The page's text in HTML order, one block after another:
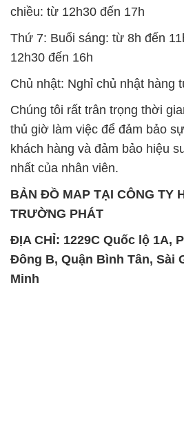
chiều: từ 12h30 đến 17h
Thứ 7: Buổi sáng: từ 8h đến
12h30 đến 16h
Chủ nhật: Nghỉ chủ nhật hàng
Chúng tôi rất trân trọng thời
thủ giờ làm việc để đảm bảo
khách hàng và đảm bảo hiệu
nhất của nhân viên.
BẢN ĐỒ MAP TẠI CÔNG TY
TRƯỜNG PHÁT
ĐỊA CHỈ: 1229C Quốc lộ 1A,
Đông B, Quận Bình Tân, Sài
Minh